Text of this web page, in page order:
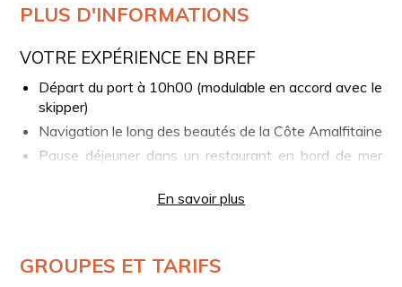
PLUS D'INFORMATIONS
VOTRE EXPÉRIENCE EN BREF
Départ du port à 10h00 (modulable en accord avec le
skipper)
Navigation le long des beautés de la Côte Amalfitaine
Pause déjeuner dans un restaurant en bord de mer
Temps libre à Positano et/ou Amalfi (taxe de
PORT D’EMBARQUEMENT
En savoir plus
GROUPES ET TARIFS